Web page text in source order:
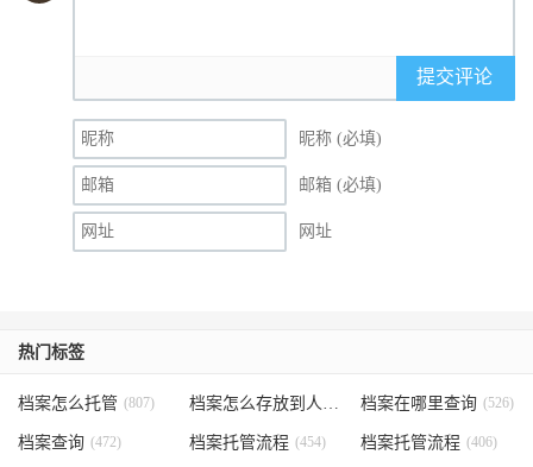
提交评论
昵称 (必填)
邮箱 (必填)
网址
热门标签
档案怎么托管 (807) 档案怎么存放到人才市场 (535)
档案在哪里查询 (526)
档案查询 (472) 档案托管流程 (454) 档案托管流程 (406)